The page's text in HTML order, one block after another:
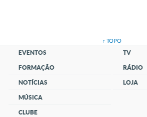
↑ TOPO
EVENTOS
FORMAÇÃO
NOTÍCIAS
MÚSICA
CLUBE
TV
RÁDIO
LOJA